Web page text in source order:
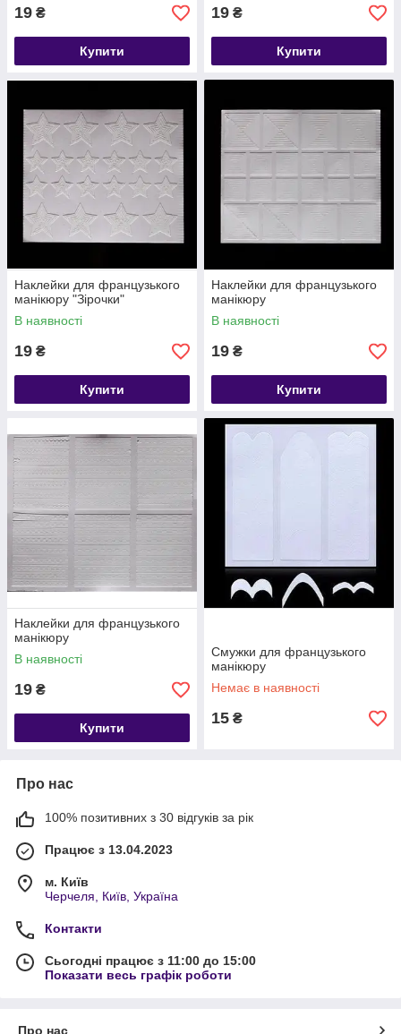
19 ₴
Купити
19 ₴
Купити
Наклейки для французького
манікюру "Зірочки"
В наявності
19 ₴
Купити
Наклейки для французького
манікюру
В наявності
19 ₴
Купити
Наклейки для французького
манікюру
В наявності
19 ₴
Купити
Смужки для французького
манікюру
Немає в наявності
15 ₴
Про нас
100% позитивних з 30 відгуків за рік
Працює з 13.04.2023
м. Київ
Черчеля, Київ, Україна
Контакти
Сьогодні працює з 11:00 до 15:00
Показати весь графік роботи
Про нас